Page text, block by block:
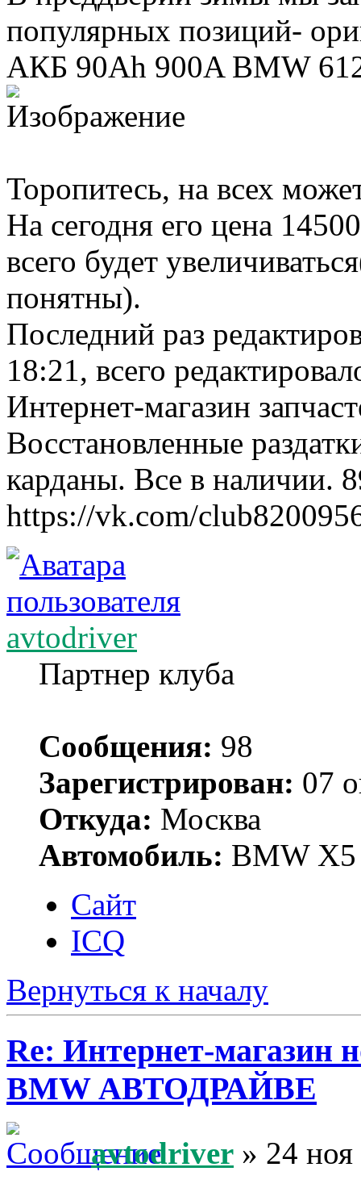
популярных позиций-
АКБ 90Ah 900A BMW
Торопитесь, на всех
На сегодня его цена
всего будет
понятны).
Последний раз
18:21, всего
Интернет-магазин
Восстановленные
карданы. Все в наличии.
https://vk.com/
avtodriver
Партнер клуба
Сообщения: 98
Зарегистрирован: 07
Откуда: Москва
Автомобиль: BMW X5
Сайт
ICQ
Вернуться к началу
Re: Интернет-магазин
BMW АВТОДРАЙВЕ
avtodriver » 24